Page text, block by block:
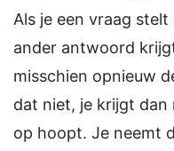
Als je een vraag
ander antwoord
misschien opnieuw
dat niet, je krijgt
op hoopt. Je neemt